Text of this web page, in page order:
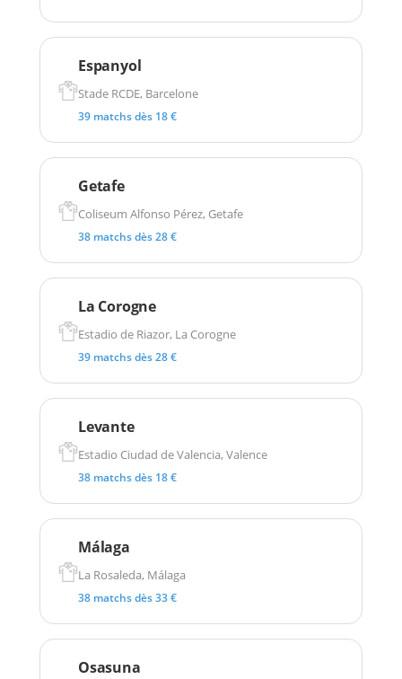
Espanyol
Stade RCDE, Barcelone
39 matchs dès 18 €
Getafe
Coliseum Alfonso Pérez, Getafe
38 matchs dès 28 €
La Corogne
Estadio de Riazor, La Corogne
39 matchs dès 28 €
Levante
Estadio Ciudad de Valencia, Valence
38 matchs dès 18 €
Málaga
La Rosaleda, Málaga
38 matchs dès 33 €
Osasuna